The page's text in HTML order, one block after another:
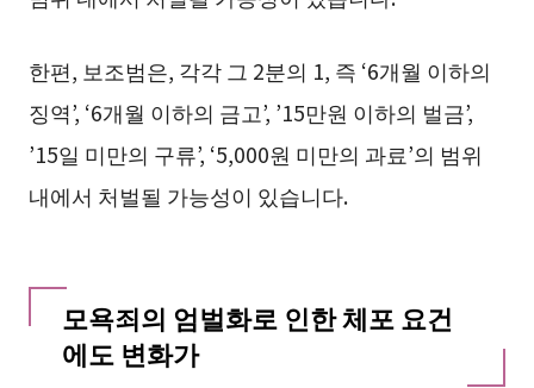
한편, 보조범은, 각각 그 2분의 1, 즉 ‘6개월 이하의
징역’, ‘6개월 이하의 금고’, ’15만원 이하의 벌금’,
’15일 미만의 구류’, ‘5,000원 미만의 과료’의 범위
내에서 처벌될 가능성이 있습니다.
모욕죄의 엄벌화로 인한 체포 요건
에도 변화가